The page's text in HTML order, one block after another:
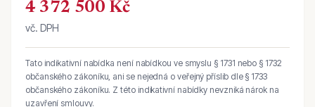
4 372 500 Kč
vč. DPH
Tato indikativní nabídka není nabídkou ve smyslu § 1731 nebo § 1732
občanského zákoníku, ani se nejedná o veřejný příslib dle § 1733
občanského zákoníku. Z této indikativní nabídky nevzniká nárok na
uzavření smlouvy.